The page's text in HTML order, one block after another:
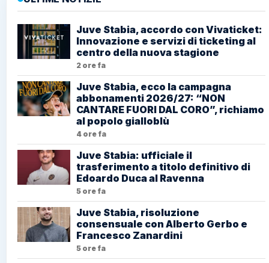
Juve Stabia, accordo con Vivaticket:
Innovazione e servizi di ticketing al
centro della nuova stagione
2 ore fa
Juve Stabia, ecco la campagna
abbonamenti 2026/27: “NON
CANTARE FUORI DAL CORO”, richiamo
al popolo gialloblù
4 ore fa
Juve Stabia: ufficiale il
trasferimento a titolo definitivo di
Edoardo Duca al Ravenna
5 ore fa
Juve Stabia, risoluzione
consensuale con Alberto Gerbo e
Francesco Zanardini
5 ore fa